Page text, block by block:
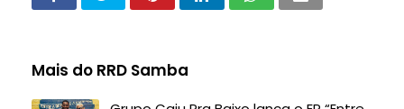
Mais do RRD Samba